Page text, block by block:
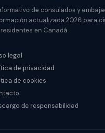
de consulados y
actualizada 2026 para
en Canadá.
legal
de privacidad
de cookies
de responsabilidad